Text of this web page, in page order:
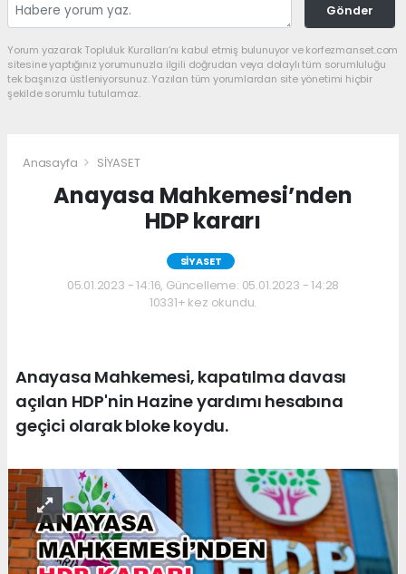
Gönder
Yorum yazarak Topluluk Kuralları’nı kabul etmiş bulunuyor ve korfezmanset.com
sitesine yaptığınız yorumunuzla ilgili doğrudan veya dolaylı tüm sorumluluğu
tek başınıza üstleniyorsunuz. Yazılan tüm yorumlardan site yönetimi hiçbir
şekilde sorumlu tutulamaz.
Anasayfa SİYASET
Anayasa Mahkemesi’nden
HDP kararı
SİYASET
05.01.2023 - 14:16, Güncelleme: 05.01.2023 - 14:28
10331+ kez okundu.
Anayasa Mahkemesi, kapatılma davası
açılan HDP'nin Hazine yardımı hesabına
geçici olarak bloke koydu.